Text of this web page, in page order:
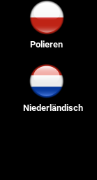
Polieren
Niederländisch